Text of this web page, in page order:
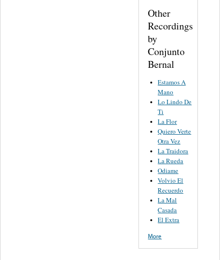
Other
Recordings
by
Conjunto
Bernal
Estamos A
Mano
Lo Lindo De
Ti
La Flor
Quiero Verte
Otra Vez
La Traidora
La Rueda
Odiame
Volvio El
Recuerdo
La Mal
Casada
El Extra
More